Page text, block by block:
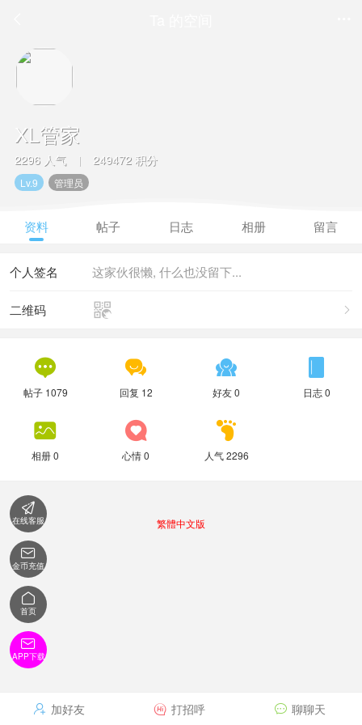
XL管家
2296 人气 | 249472 积分
Lv.9 管理员
资料 帖子 日志 相册 留言
这家伙很懒, 什么也没留下...
个人签名


二维码

帖子 1079

回复 12

好友 0

日志 0

相册 0

心情 0

人气 2296
 加好友  打招呼  聊聊天
繁體中文版

在线客服

金币充值

首页

APP下载